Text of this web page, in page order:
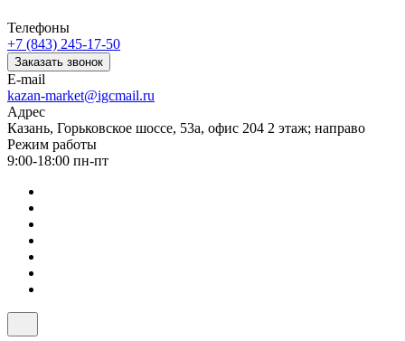
Телефоны
+7 (843) 245-17-50
Заказать звонок
E-mail
kazan-market@igcmail.ru
Адрес
Казань, ​Горьковское шоссе, 53а, офис 204 2 этаж; направо
Режим работы
9:00-18:00 пн-пт